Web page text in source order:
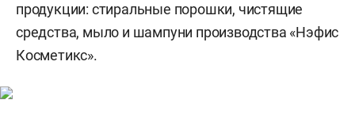
продукции: стиральные порошки, чистящие
средства, мыло и шампуни производства «Нэфис
Косметикс».